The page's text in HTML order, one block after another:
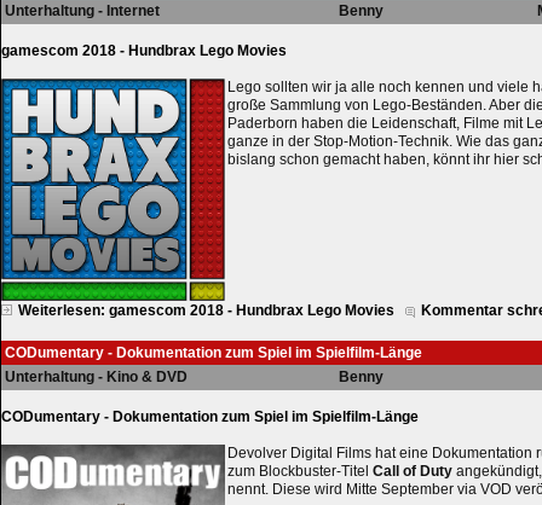
Unterhaltung - Internet
Benny
gamescom 2018 - Hundbrax Lego Movies
Lego sollten wir ja alle noch kennen und viele
große Sammlung von Lego-Beständen. Aber
Paderborn haben die Leidenschaft, Filme mit
ganze in der Stop-Motion-Technik. Wie das
bislang schon gemacht haben, könnt ihr hier
Weiterlesen: gamescom 2018 - Hundbrax Lego Movies Kommentar
CODumentary - Dokumentation zum Spiel im Spielfilm-Länge
Unterhaltung - Kino & DVD
Benny
CODumentary - Dokumentation zum Spiel im Spielfilm-Länge
Devolver Digital Films hat eine Dokumentation
zum Blockbuster-Titel Call of Duty
nennt. Diese wird Mitte September via VOD